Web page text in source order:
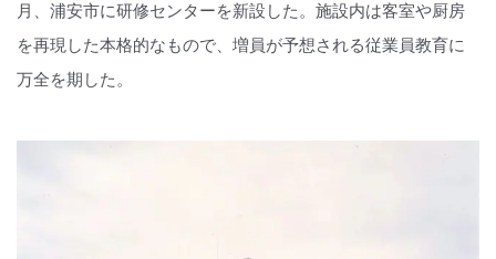
月、浦安市に研修センターを新設した。施設内は客室や厨房
を再現した本格的なもので、増員が予想される従業員教育に
万全を期した。